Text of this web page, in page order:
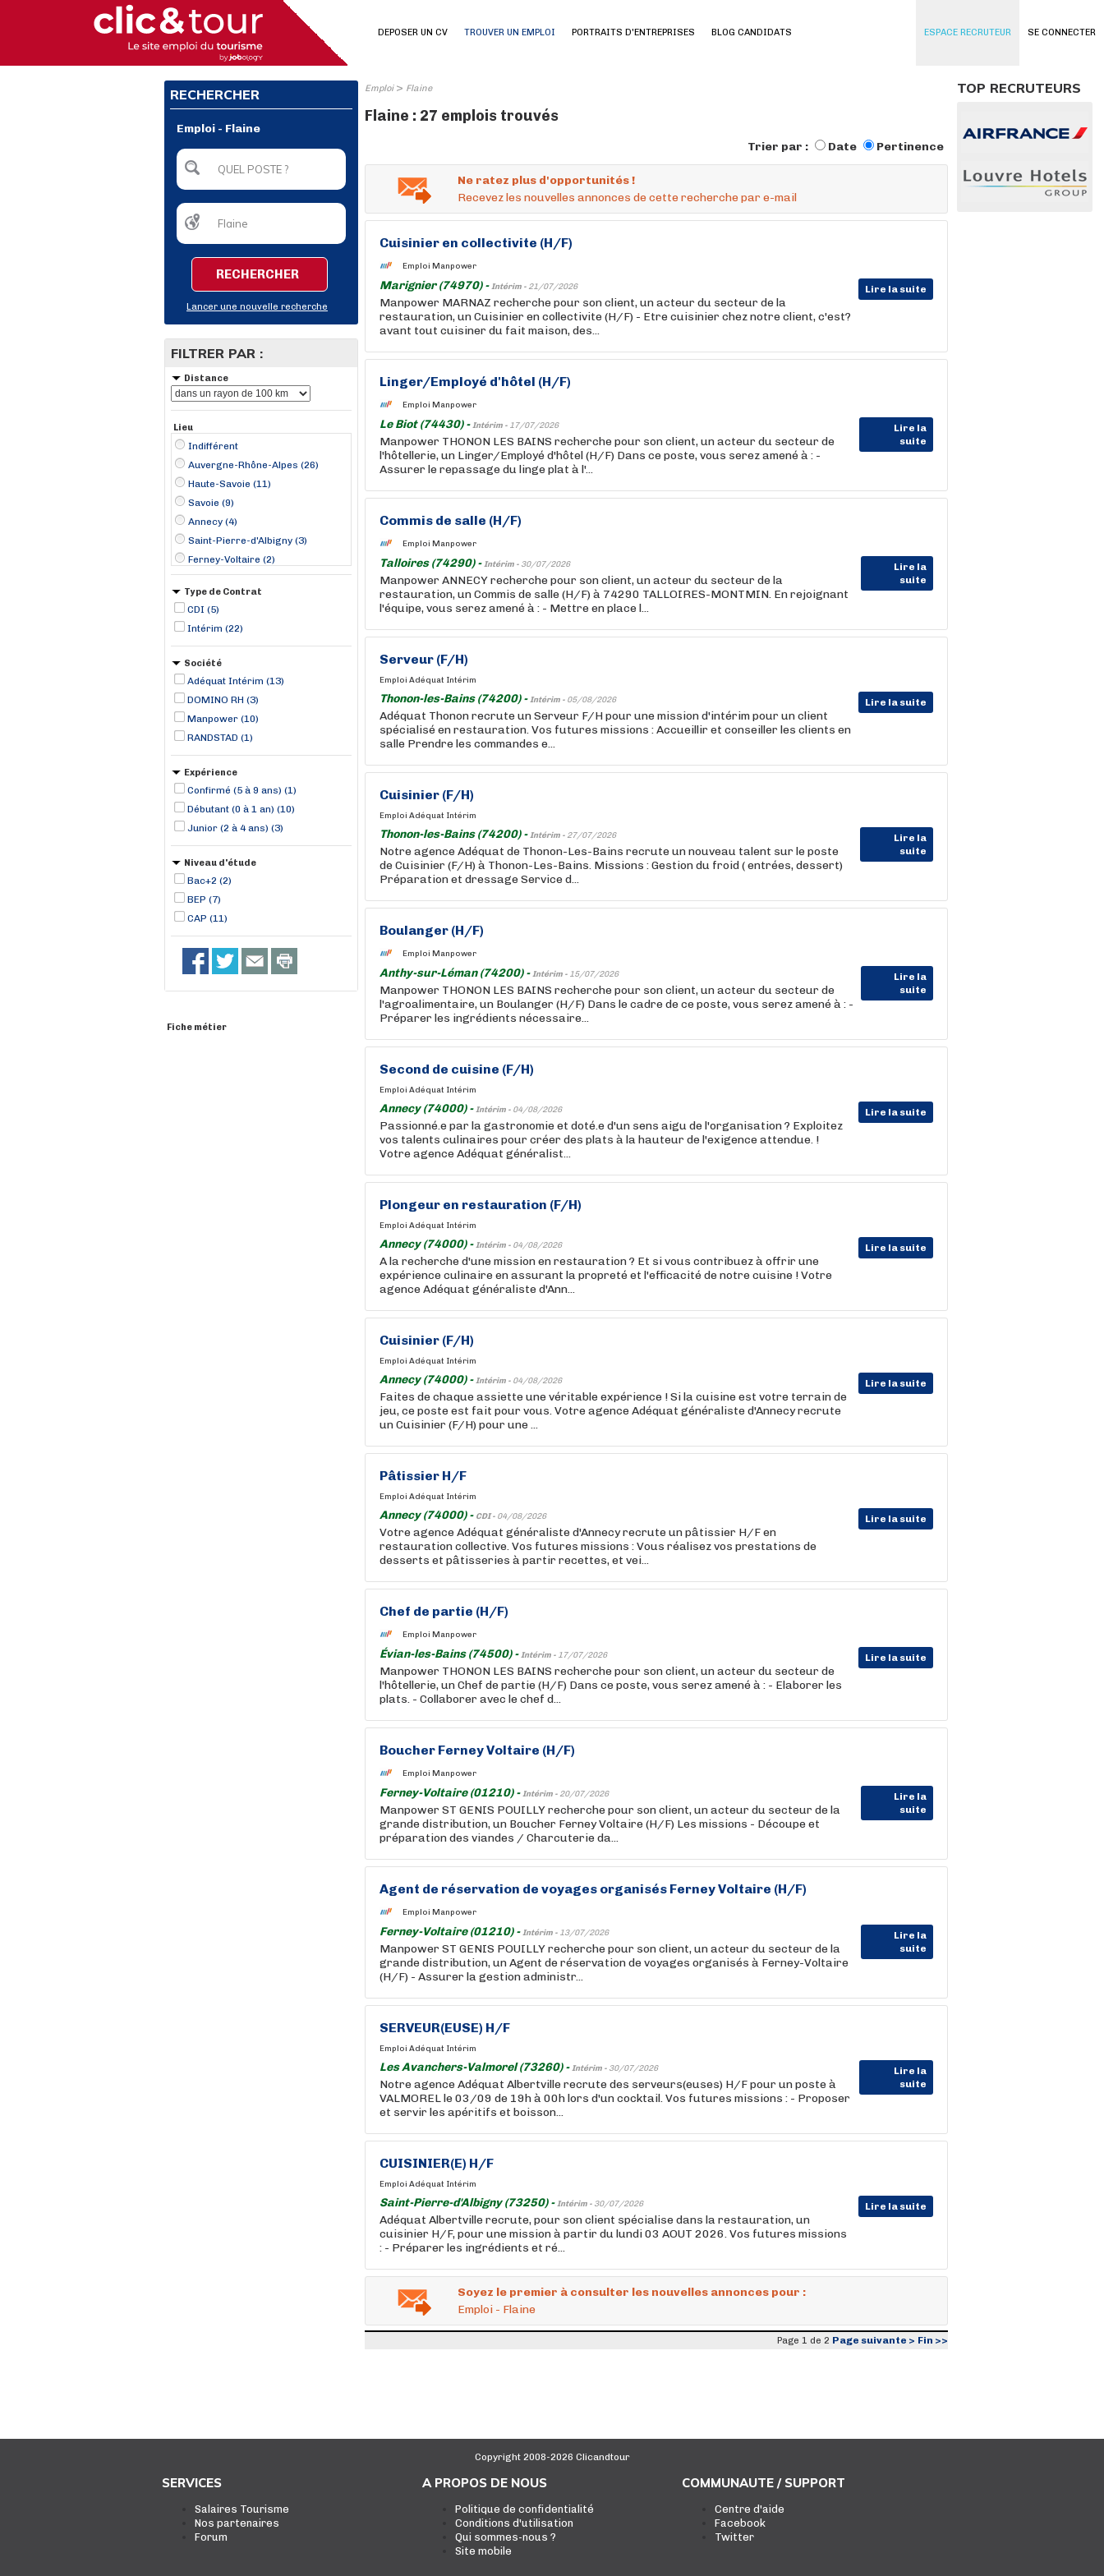
SE CONNECTER
DEPOSER UN CV TROUVER UN EMPLOI PORTRAITS D'ENTREPRISES BLOG CANDIDATS ESPACE RECRUTEUR
RECHERCHER
Emploi - Flaine
RECHERCHER
Lancer une nouvelle recherche
FILTRER PAR :
Distance
Lieu
Indifférent
Auvergne-Rhône-Alpes (26)
Haute-Savoie (11)
Savoie (9)
Annecy (4)
Saint-Pierre-d'Albigny (3)
Ferney-Voltaire (2)
Le Bourget-du-Lac (2)
Nantua (2)
Thonon-les-Bains (2)
Bourgogne-Franche-Comté (1)
Type de Contrat
CDI (5)
Intérim (22)
Société
Adéquat Intérim (13)
DOMINO RH (3)
Manpower (10)
RANDSTAD (1)
Expérience
Confirmé (5 à 9 ans) (1)
Débutant (0 à 1 an) (10)
Junior (2 à 4 ans) (3)
Niveau d'étude
Bac+2 (2)
BEP (7)
CAP (11)
Fiche métier
Emploi> Flaine
Flaine : 27 emplois trouvés
Trier par : Date Pertinence
Ne ratez plus d'opportunités !
Recevez les nouvelles annonces de cette recherche par e-mail
Cuisinier en collectivite (H/F)
Emploi Manpower
Marignier (74970) -Intérim - 21/07/2026 Lire la suite
Manpower MARNAZ recherche pour son client, un acteur du secteur de la
restauration, un Cuisinier en collectivite (H/F) - Etre cuisinier chez notre client, c'est?
avant tout cuisiner du fait maison, des...
Linger/Employé d'hôtel (H/F)
Emploi Manpower
Le Biot (74430) -Intérim - 17/07/2026
Lire la
suite
Manpower THONON LES BAINS recherche pour son client, un acteur du secteur de
l'hôtellerie, un Linger/Employé d'hôtel (H/F) Dans ce poste, vous serez amené à : -
Assurer le repassage du linge plat à l'...
Commis de salle (H/F)
Emploi Manpower
Talloires (74290) -Intérim - 30/07/2026
Lire la
suite
Manpower ANNECY recherche pour son client, un acteur du secteur de la
restauration, un Commis de salle (H/F) à 74290 TALLOIRES-MONTMIN. En rejoignant
l'équipe, vous serez amené à : - Mettre en place l...
Serveur (F/H)
Emploi Adéquat Intérim
Thonon-les-Bains (74200) -Intérim - 05/08/2026 Lire la suite
Adéquat Thonon recrute un Serveur F/H pour une mission d'intérim pour un client
spécialisé en restauration. Vos futures missions : Accueillir et conseiller les clients en
salle Prendre les commandes e...
Cuisinier (F/H)
Emploi Adéquat Intérim
Thonon-les-Bains (74200) -Intérim - 27/07/2026
Lire la
suite
Notre agence Adéquat de Thonon-Les-Bains recrute un nouveau talent sur le poste
de Cuisinier (F/H) à Thonon-Les-Bains. Missions : Gestion du froid ( entrées, dessert)
Préparation et dressage Service d...
Boulanger (H/F)
Emploi Manpower
Anthy-sur-Léman (74200) -Intérim - 15/07/2026
Lire la
suite
Manpower THONON LES BAINS recherche pour son client, un acteur du secteur de
l'agroalimentaire, un Boulanger (H/F) Dans le cadre de ce poste, vous serez amené à : -
Préparer les ingrédients nécessaire...
Second de cuisine (F/H)
Emploi Adéquat Intérim
Annecy (74000) -Intérim - 04/08/2026 Lire la suite
Passionné.e par la gastronomie et doté.e d'un sens aigu de l'organisation ? Exploitez
vos talents culinaires pour créer des plats à la hauteur de l'exigence attendue. !
Votre agence Adéquat généralist...
Plongeur en restauration (F/H)
Emploi Adéquat Intérim
Annecy (74000) -Intérim - 04/08/2026 Lire la suite
A la recherche d'une mission en restauration ? Et si vous contribuez à offrir une
expérience culinaire en assurant la propreté et l'efficacité de notre cuisine ! Votre
agence Adéquat généraliste d'Ann...
Cuisinier (F/H)
Emploi Adéquat Intérim
Annecy (74000) -Intérim - 04/08/2026 Lire la suite
Faites de chaque assiette une véritable expérience ! Si la cuisine est votre terrain de
jeu, ce poste est fait pour vous. Votre agence Adéquat généraliste d'Annecy recrute
un Cuisinier (F/H) pour une ...
Pâtissier H/F
Emploi Adéquat Intérim
Annecy (74000) - CDI - 04/08/2026 Lire la suite
Votre agence Adéquat généraliste d'Annecy recrute un pâtissier H/F en
restauration collective. Vos futures missions : Vous réalisez vos prestations de
desserts et pâtisseries à partir recettes, et vei...
Chef de partie (H/F)
Emploi Manpower
Évian-les-Bains (74500) -Intérim - 17/07/2026 Lire la suite
Manpower THONON LES BAINS recherche pour son client, un acteur du secteur de
l'hôtellerie, un Chef de partie (H/F) Dans ce poste, vous serez amené à : - Elaborer les
plats. - Collaborer avec le chef d...
Boucher Ferney Voltaire (H/F)
Emploi Manpower
Ferney-Voltaire (01210) -Intérim - 20/07/2026
Lire la
suite
Manpower ST GENIS POUILLY recherche pour son client, un acteur du secteur de la
grande distribution, un Boucher Ferney Voltaire (H/F) Les missions - Découpe et
préparation des viandes / Charcuterie da...
Agent de réservation de voyages organisés Ferney Voltaire (H/F)
Emploi Manpower
Ferney-Voltaire (01210) -Intérim - 13/07/2026
Lire la
suite
Manpower ST GENIS POUILLY recherche pour son client, un acteur du secteur de la
grande distribution, un Agent de réservation de voyages organisés à Ferney-Voltaire
(H/F) - Assurer la gestion administr...
SERVEUR(EUSE) H/F
Emploi Adéquat Intérim
Les Avanchers-Valmorel (73260) -Intérim - 30/07/2026
Lire la
suite
Notre agence Adéquat Albertville recrute des serveurs(euses) H/F pour un poste à
VALMOREL le 03/09 de 19h à 00h lors d'un cocktail. Vos futures missions : - Proposer
et servir les apéritifs et boisson...
CUISINIER(E) H/F
Emploi Adéquat Intérim
Saint-Pierre-d'Albigny (73250) -Intérim - 30/07/2026 Lire la suite
Adéquat Albertville recrute, pour son client spécialise dans la restauration, un
cuisinier H/F, pour une mission à partir du lundi 03 AOUT 2026. Vos futures missions
: - Préparer les ingrédients et ré...
Soyez le premier à consulter les nouvelles annonces pour :
Emploi - Flaine
Page 1 de 2 Page suivante > Fin >>
TOP RECRUTEURS
Copyright 2008-2026 Clicandtour
SERVICES
Salaires Tourisme
Nos partenaires
Forum
A PROPOS DE NOUS
Politique de confidentialité
Conditions d'utilisation
Qui sommes-nous ?
Site mobile
COMMUNAUTE / SUPPORT
Centre d'aide
Facebook
Twitter